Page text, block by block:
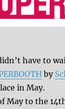
have to
by
in May.
May to the